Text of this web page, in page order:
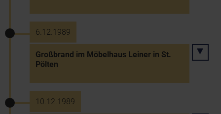
6.12.1989
Großbrand im Möbelhaus Leiner in St.
Pölten
10.12.1989